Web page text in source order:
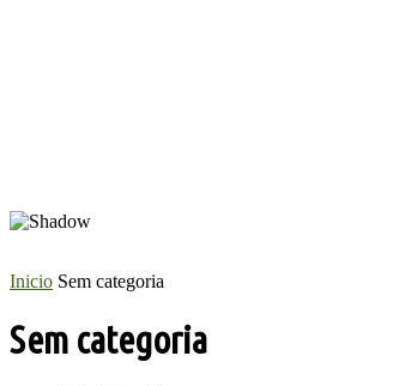
Inicio Sem categoria
Sem categoria